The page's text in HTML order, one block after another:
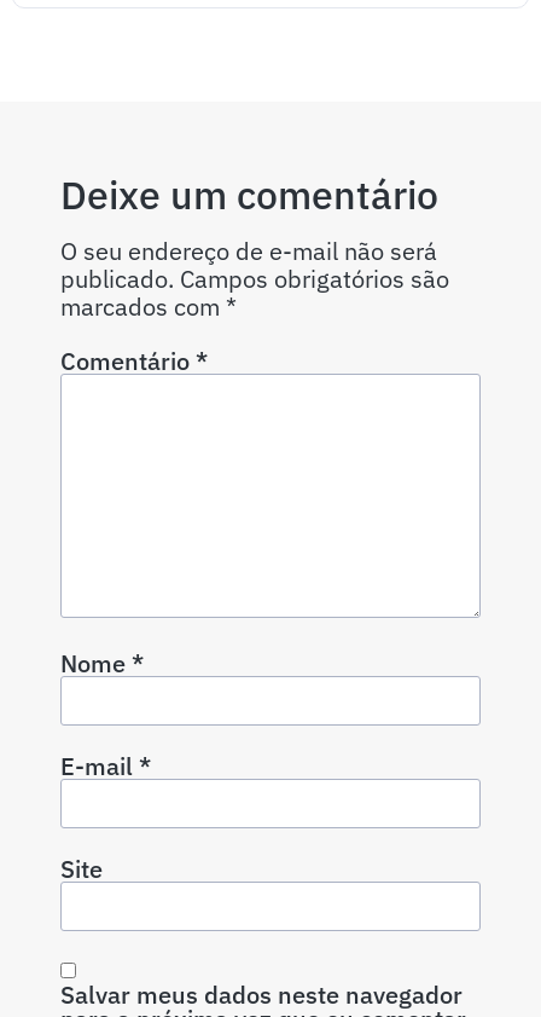
Deixe um comentário
O seu endereço de e-mail não será
publicado. Campos obrigatórios são
marcados com *
Comentário*
Nome*
E-mail*
Site
Salvar meus dados neste navegador